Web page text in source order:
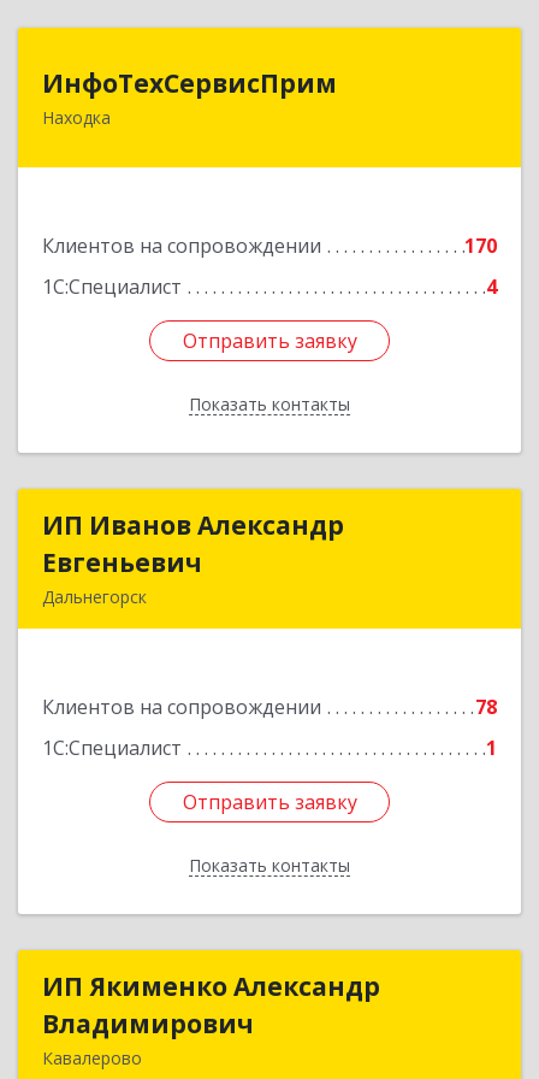
ИнфоТехСервисПрим
Находка
Клиентов на сопровождении
170
1С:Специалист
4
Отправить заявку
Показать контакты
Отправить заявку
Назад
ИП Иванов Александр
Евгеньевич
Дальнегорск
Клиентов на сопровождении
78
1С:Специалист
1
Отправить заявку
Показать контакты
ИП Иванов Александр
Подробнее
Отправить заявку
Назад
ИП Якименко Александр
Владимирович
Кавалерово
ИП Якименко Александр